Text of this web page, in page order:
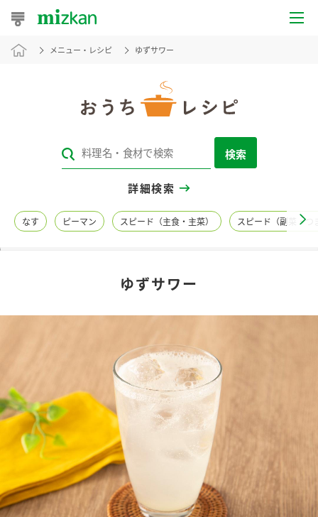
おうちレシピ
レシピカテゴリ一覧
レシピ名特集
調味酢
お酢ドリンク ぽん酢
みりん風・料理酒 鍋用調味料
キャンペーン情報
ブランド・スペシャルサイト
ブランド・スペシャルサイト トップ
商品ブランドサイト
Fibee（ファイビー）
企業情報
メニュー・レシピ ゆずサワー
検索
詳細検索
なす ピーマン スピード（主食・主菜） スピード（副菜・つ
ゆずサワー